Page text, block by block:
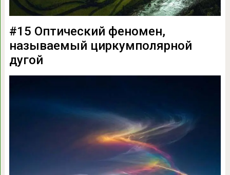
#15 Оптический феномен,
называемый циркумполярной
дугой